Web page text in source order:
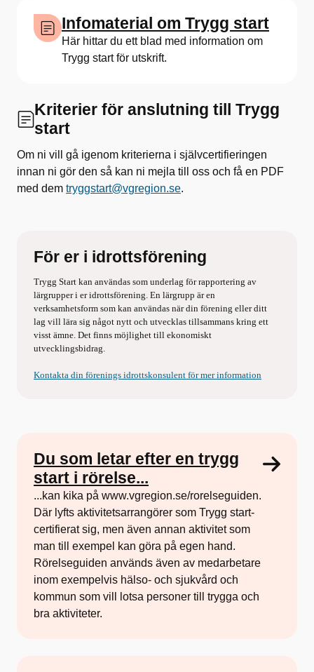
Infomaterial om Trygg start
Här hittar du ett blad med information om
Trygg start för utskrift.
Kriterier för anslutning till Trygg
start
Om ni vill gå igenom kriterierna i självcertifieringen
innan ni gör den så kan ni mejla till oss och få en PDF
med dem tryggstart@vgregion.se.
För er i idrottsförening
Trygg Start kan användas som underlag för rapportering av
lärgrupper i er idrottsförening. En lärgrupp är en
verksamhetsform som kan användas när din förening eller ditt
lag vill lära sig något nytt och utvecklas tillsammans kring ett
visst ämne. Det finns möjlighet till ekonomiskt
utvecklingsbidrag.
Kontakta din förenings idrottskonsulent för mer information
Du som letar efter en trygg
start i rörelse...
...kan kika på www.vgregion.se/rorelseguiden.
Där lyfts aktivitetsarrangörer som Trygg start-
certifierat sig, men även annan aktivitet som
man till exempel kan göra på egen hand.
Rörelseguiden används även av medarbetare
inom exempelvis hälso- och sjukvård och
kommun som vill lotsa personer till trygga och
bra aktiviteter.